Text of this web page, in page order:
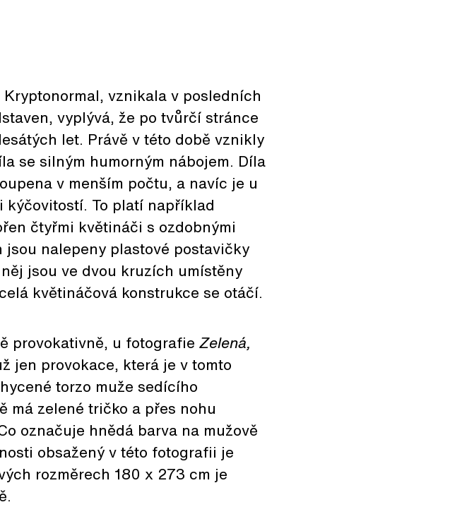
vznikala v posledních
vyplývá, že po tvůrčí stránce
let. Právě v této době vznikly
se silným humorným nábojem. Díla
v menším počtu, a navíc je u
To platí například
čtyřmi květináči s ozdobnými
nalepeny plastové postavičky
jsou ve dvou kruzích umístěny
květináčová konstrukce se otáčí.
provokativně, u fotografie Zelená,
jen provokace, která je v tomto
torzo muže sedícího
má zelené tričko a přes nohu
označuje hnědá barva na mužově
obsažený v této fotografii je
rozměrech 180 x 273 cm je